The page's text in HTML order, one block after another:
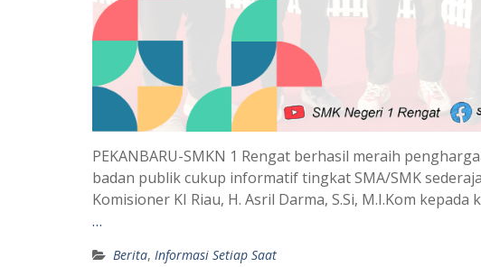
PEKANBARU-SMKN 1 Rengat berhasil meraih
badan publik cukup informatif tingkat SMA/SMK
Komisioner KI Riau, H. Asril Darma, S.Si, M.I.Kom kepada
…
Berita, Informasi Setiap Saat